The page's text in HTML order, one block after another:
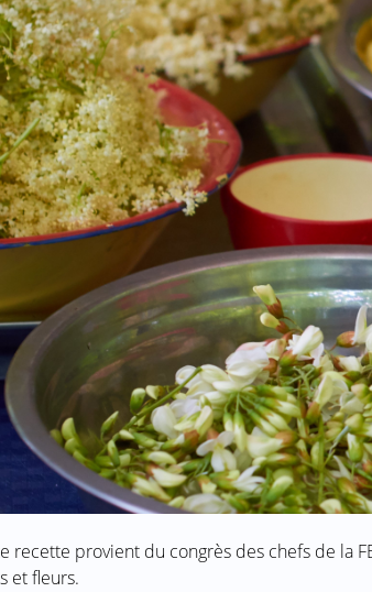
recette provient du congrès des chefs de la
et fleurs.